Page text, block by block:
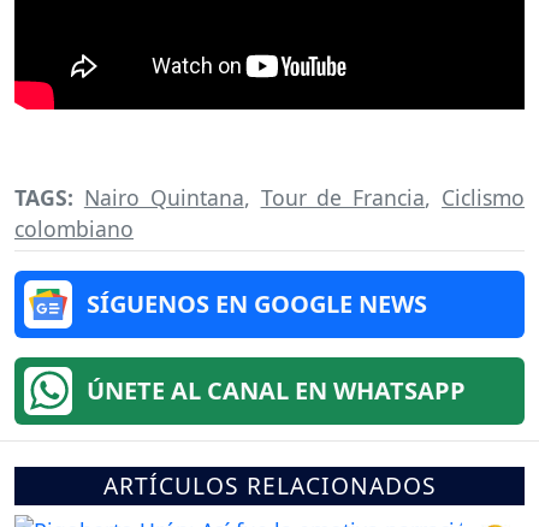
TAGS: Nairo Quintana, Tour de Francia, Ciclismo
colombiano
SÍGUENOS EN GOOGLE NEWS
ÚNETE AL CANAL EN WHATSAPP
ARTÍCULOS RELACIONADOS